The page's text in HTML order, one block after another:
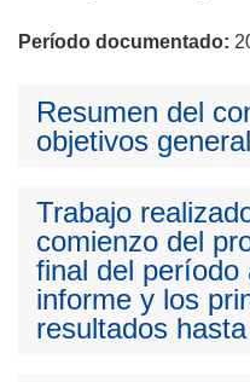
Período documentado:
Resumen del
objetivos
Trabajo
comienzo del
final del período
informe y los
resultados